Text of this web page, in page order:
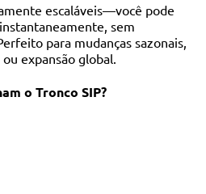
escaláveis—você pode
sem
para mudanças sazonais,
expansão global.
o Tronco SIP?